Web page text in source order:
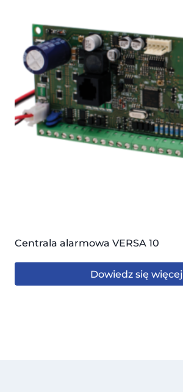
Centrala alarmowa VERSA 10
Dowiedz się więcej